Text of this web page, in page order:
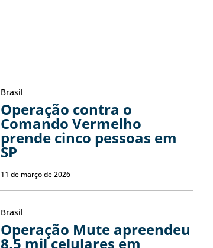
Brasil
Operação contra o
Comando Vermelho
prende cinco pessoas em
SP
11 de março de 2026
Brasil
Operação Mute apreendeu
8,5 mil celulares em